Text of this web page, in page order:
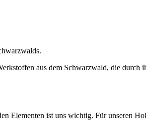
aus dem Schwarzwald, die
Elementen ist uns wichtig. Für unseren